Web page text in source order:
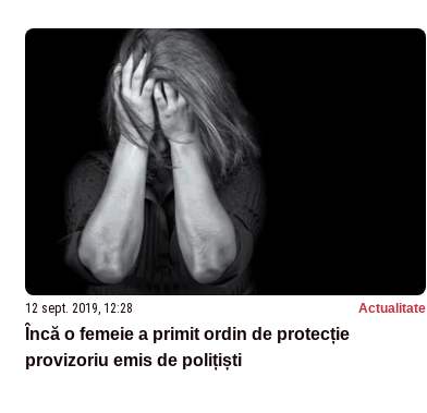
12 sept. 2019, 12:28 Actualitate
Încă o femeie a primit ordin de protecție
provizoriu emis de polițiști